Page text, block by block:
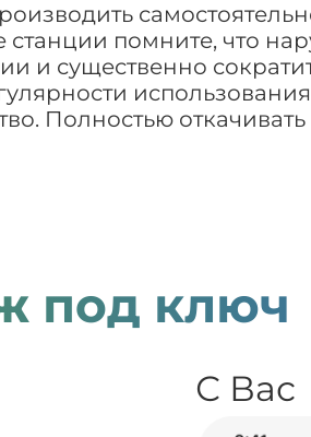
помните, что
и существенно
Полностью
под ключ
С Вас